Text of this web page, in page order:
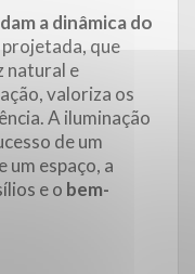
a dinâmica do
que
natural e
valoriza os
A iluminação
de um
espaço, a
e o bem-